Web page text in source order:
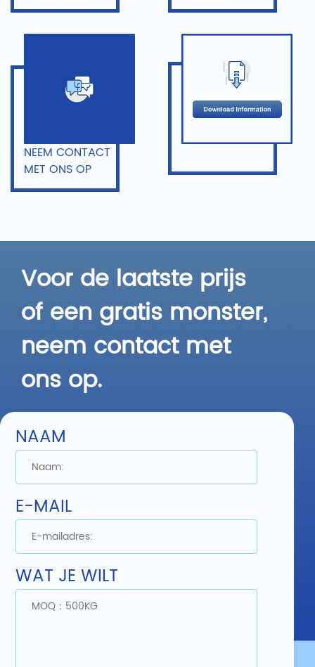
NEEM CONTACT
MET ONS OP
Voor de laatste prijs
of een gratis monster,
neem contact met
ons op.
NAAM
E-MAIL
WAT JE WILT